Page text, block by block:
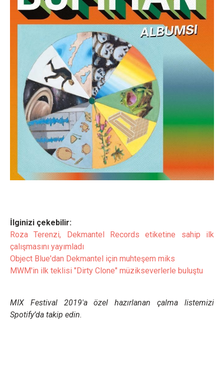
İlginizi çekebilir:
Roza Terenzi, Dekmantel Records etiketine sahip ilk
çalışmasını yayımladı
Object Blue'dan Dekmantel için muhteşem miks
MWM'in ilk teklisi "Dirty Clone" müzikseverlerle buluştu
MIX Festival 2019'a özel hazırlanan çalma listemizi
Spotify’da takip edin.